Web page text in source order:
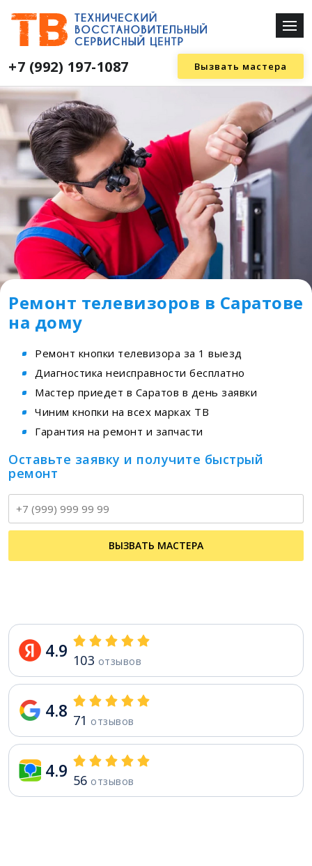
+7 (992) 197-1087 Вызвать мастера
Ремонт телевизоров в Саратове
на дому
Ремонт кнопки телевизора за 1 выезд
Диагностика неисправности бесплатно
Мастер приедет в Саратов в день заявки
Чиним кнопки на всех марках ТВ
Гарантия на ремонт и запчасти
Оставьте заявку и получите быстрый
ремонт
ВЫЗВАТЬ МАСТЕРА
4.9 103 отзывов
4.8 71 отзывов
4.9 56 отзывов